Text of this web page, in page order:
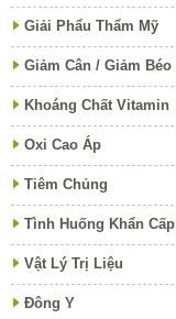
Giải Phẩu Thẩm Mỹ
Giảm Cân / Giảm Béo
Khoáng Chất Vitamin
Oxi Cao Áp
Tiêm Chủng
Tình Huống Khẩn Cấp
Vật Lý Trị Liệu
Đông Y